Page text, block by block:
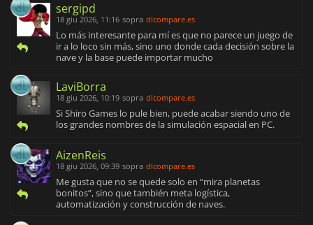
sergipd
18 giu 2026, 11:16 sopra dlcompare.es
Lo más interesante para mí es que no parece un juego de
ir a lo loco sin más, sino uno donde cada decisión sobre la
nave y la base puede importar mucho
LaviBorra
18 giu 2026, 10:19 sopra dlcompare.es
Si Shiro Games lo pule bien, puede acabar siendo uno de
los grandes nombres de la simulación espacial en PC.
AizenReis
18 giu 2026, 09:39 sopra dlcompare.es
Me gusta que no se quede solo en “mira planetas
bonitos”, sino que también meta logística,
automatización y construcción de naves.